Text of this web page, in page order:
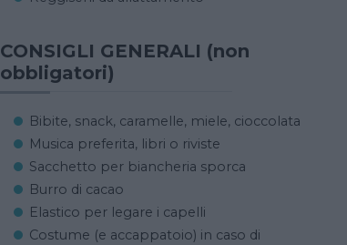
CONSIGLI GENERALI (non
obbligatori)
Bibite, snack, caramelle, miele, cioccolata
Musica preferita, libri o riviste
Sacchetto per biancheria sporca
Burro di cacao
Elastico per legare i capelli
Costume (e accappatoio) in caso di